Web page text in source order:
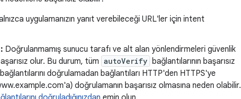
uygulamanızın yanıt verebileceği URL'ler için intent
Doğrulanmamış sunucu tarafı ve alt alan yönlendirmeleri güvenlik
olur. Bu durum, tüm autoVerify bağlantılarının başarısız
doğrulamadan bağlantıları HTTP'den HTTPS'ye
doğrulamanın başarısız olmasına neden olabilir.